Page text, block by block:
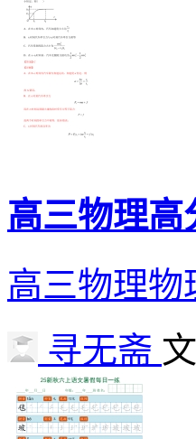
高三物理高
高三物理物
寻无斋